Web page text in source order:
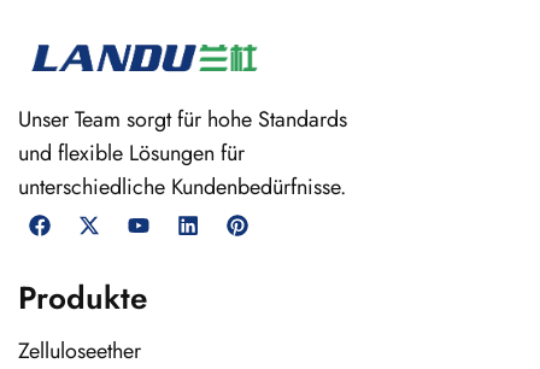
Unser Team sorgt für hohe Standards
und flexible Lösungen für
unterschiedliche Kundenbedürfnisse.
Produkte
Zelluloseether